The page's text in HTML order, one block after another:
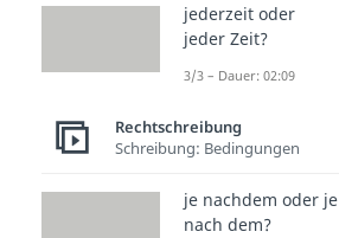
jederzeit oder
jeder Zeit?
3/3 – Dauer: 02:09
Rechtschreibung
Schreibung: Bedingungen
je nachdem oder je
nach dem?